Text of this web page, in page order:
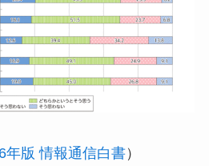
年版 情報通信白書）